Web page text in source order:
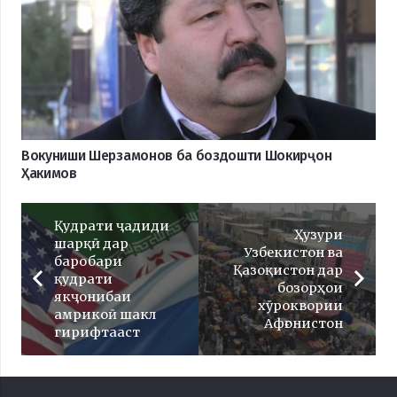
Вокуниши Шерзамонов ба боздошти Шокирҷон
Ҳакимов
Қудрати ҷадиди
шарқӣ дар
баробари
қудрати
якҷонибаи
амрикоӣ шакл
гирифтааст
Ҳузури
Узбекистон ва
Қазоқистон дар
бозорҳои
хӯроквории
Афғонистон